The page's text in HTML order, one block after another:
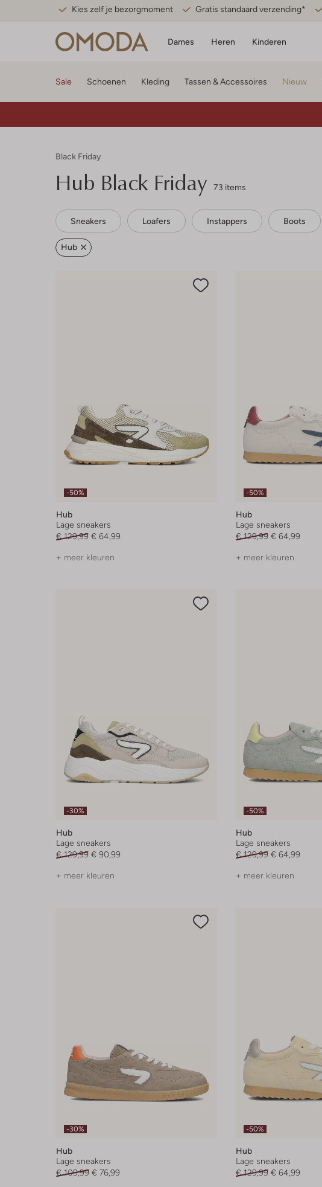
Kies zelf je bezorgmoment Gratis standaard verzending*
Dames Heren Kinderen
Sale Schoenen Kleding Tassen & Accessoires Nieuw
Black Friday
Hub Black Friday 73 items
Sneakers Loafers Instappers Boots
Hub
-50%
Hub
Lage sneakers
€ 129,99 € 64,99
+ meer kleuren
-50%
Hub
Lage sneakers
€ 129,99 € 64,99
+ meer kleuren
-30%
Hub
Lage sneakers
€ 129,99 € 90,99
+ meer kleuren
-50%
Hub
Lage sneakers
€ 129,99 € 64,99
+ meer kleuren
-30%
Hub
Lage sneakers
€ 109,99 € 76,99
-50%
Hub
Lage sneakers
€ 129,99 € 64,99